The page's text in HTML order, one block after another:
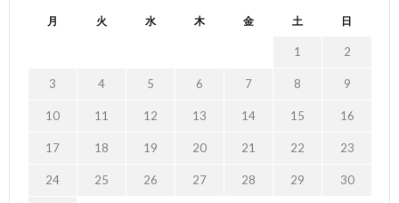
月 火 水 木 金 土 日
1 2
3 4 5 6 7 8 9
10 11 12 13 14 15 16
17 18 19 20 21 22 23
24 25 26 27 28 29 30